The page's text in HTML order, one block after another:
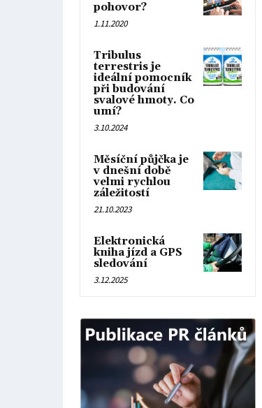
pohovor?
1.11.2020
Tribulus
terrestris je
ideální pomocník
při budování
svalové hmoty. Co
umí?
3.10.2024
Měsíční půjčka je
v dnešní době
velmi rychlou
záležitostí
21.10.2023
Elektronická
kniha jízd a GPS
sledování
3.12.2025